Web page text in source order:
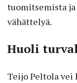
tuomitsemista
vähättelyä.
Huoli
Teijo Peltola vei